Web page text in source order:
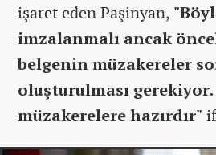
işaret eden Paşinyan,
imzalanmalı ancak
belgenin müzakereler
oluşturulması
müzakerelere hazırdır"